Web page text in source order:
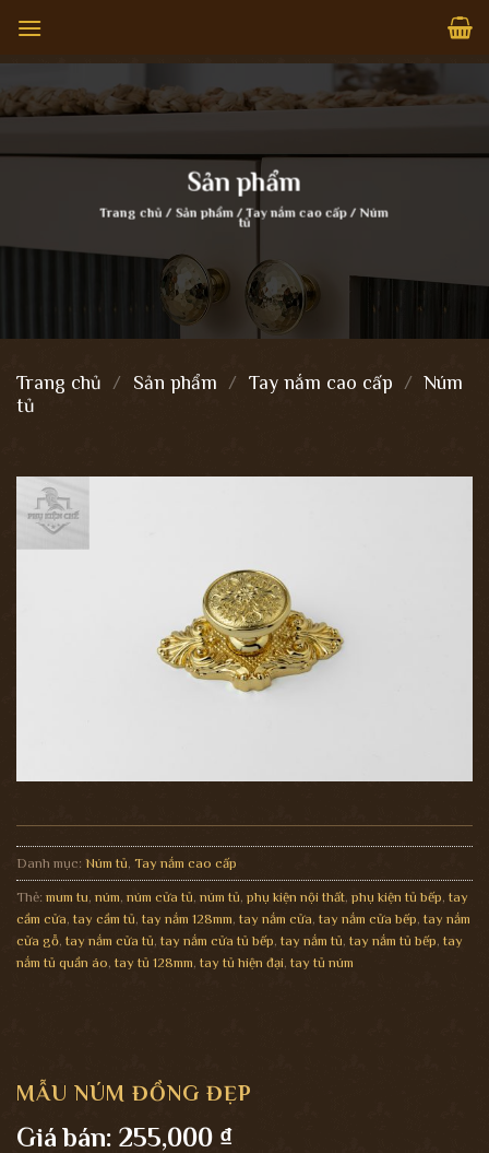
qua
nội
dung
Sản phẩm
Trang chủ / Sản phẩm / Tay nắm cao cấp / Núm
tủ
Trang chủ / Sản phẩm / Tay nắm cao cấp / Núm
tủ
Danh mục: Núm tủ, Tay nắm cao cấp
Thẻ: mum tu, núm, núm cửa tủ, núm tủ, phụ kiện nội thất, phụ kiện tủ bếp, tay
cầm cửa, tay cầm tủ, tay nắm 128mm, tay nắm cửa, tay nắm cửa bếp, tay nắm
cửa gỗ, tay nắm cửa tủ, tay nắm cửa tủ bếp, tay nắm tủ, tay nắm tủ bếp, tay
nắm tủ quần áo, tay tủ 128mm, tay tủ hiện đại, tay tủ núm
MẪU NÚM ĐỒNG ĐẸP
Giá bán: 255,000 ₫